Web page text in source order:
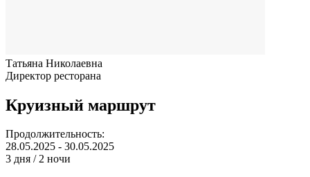
Татьяна Николаевна
Директор ресторана
Круизный маршрут
Продолжительность:
28.05.2025 - 30.05.2025
3 дня / 2 ночи